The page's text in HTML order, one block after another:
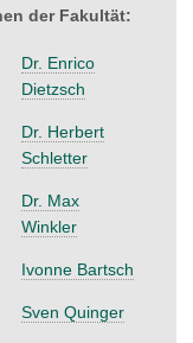
der Fakultät:
Dr. Enrico
Dietzsch
Dr. Herbert
Schletter
Dr. Max
Winkler
Ivonne Bartsch
Sven Quinger